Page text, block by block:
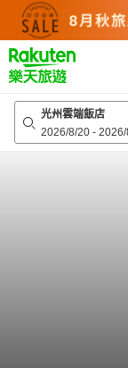
top
page
光州雲端飯店
2026/8/20 - 2026/